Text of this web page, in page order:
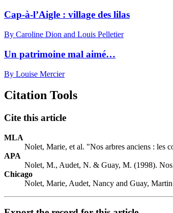
Cap-à-l’Aigle : village des lilas
By Caroline Dion and Louis Pelletier
Un patrimoine mal aimé…
By Louise Mercier
Citation Tools
Cite this article
MLA
Nolet, Marie, et al. "Nos arbres anciens : les
APA
Nolet, M., Audet, N. & Guay, M. (1998). Nos
Chicago
Nolet, Marie, Audet, Nancy and Guay,